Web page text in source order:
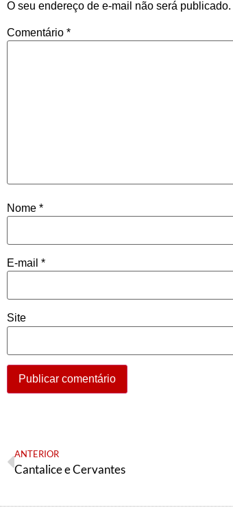
O seu endereço de e-mail não será publicado.
Comentário *
Nome *
E-mail *
Site
ANTERIOR
Cantalice e Cervantes